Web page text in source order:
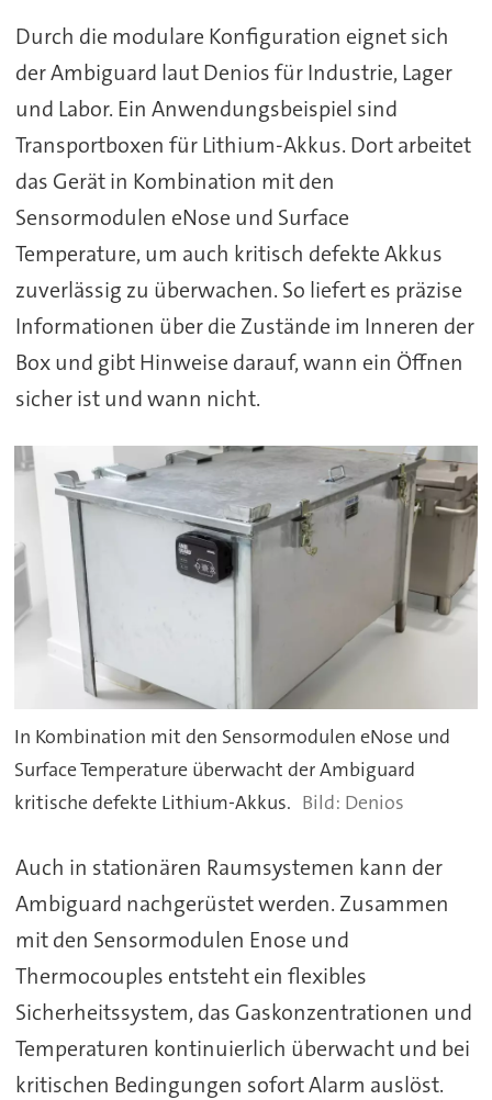
Durch die modulare Konfiguration eignet sich
der Ambiguard laut Denios für Industrie, Lager
und Labor. Ein Anwendungsbeispiel sind
Transportboxen für Lithium-Akkus. Dort arbeitet
das Gerät in Kombination mit den
Sensormodulen eNose und Surface
Temperature, um auch kritisch defekte Akkus
zuverlässig zu überwachen. So liefert es präzise
Informationen über die Zustände im Inneren der
Box und gibt Hinweise darauf, wann ein Öffnen
sicher ist und wann nicht.
In Kombination mit den Sensormodulen eNose und
Surface Temperature überwacht der Ambiguard
kritische defekte Lithium-Akkus.
Denios
Auch in stationären Raumsystemen kann der
Ambiguard nachgerüstet werden. Zusammen
mit den Sensormodulen Enose und
Thermocouples entsteht ein flexibles
Sicherheitssystem, das Gaskonzentrationen und
Temperaturen kontinuierlich überwacht und bei
kritischen Bedingungen sofort Alarm auslöst.